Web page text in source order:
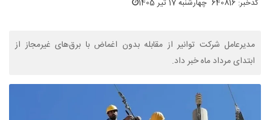
کدخبر: 640816 چهارشنبه 17 تیر 1405
مدیرعامل شرکت توانیر از مقابله بدون اغماض با برق‌های غیرمجاز از
ابتدای مرداد ماه خبر داد.